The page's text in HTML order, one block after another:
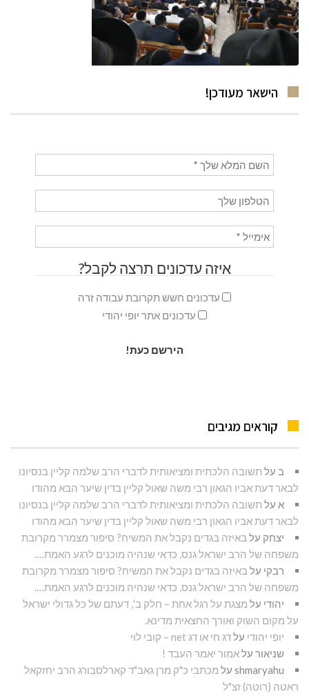
הישאר מעודכן!
איזה עדכונים תרצה לקבל?
עדכונים חשש תקרובת עבודה זרה
עדכונים אתר יופי יהודי
קוראים מגיבים
ב על תשובה הלכתית ומציאותית לדברי הרב שלמה קליין בנסיונו
לבאר דעת אביו הגאון רבי משה שאול קליין בדין שיער הבא מהודו
א על תשובה הלכתית ומציאותית לדברי הרב שלמה קליין בנסיונו
לבאר דעת אביו הגאון רבי משה שאול קליין בדין שיער הבא מהודו
יצחק על באיזה בגדים נקבל את המשיח? סיפור מצמרר מקרובת
משפחה של הרב ישראל גנס, כדאי שנהיה מוכנים לרגע האמת….
רבקי על באיזה בגדים נקבל את המשיח? סיפור מצמרר מקרובת
משפחה של הרב ישראל גנס, כדאי שנהיה מוכנים לרגע האמת….
יהודי על מצגת על רגל אחת – חלק ב', דעתם של כל גדולי ישראל
על מקום השוק ואורך החצאית מדינא.
יופי יהודי עלדג חי או דג net – קובי לוי
שניאור עלאמור יאמר העבד !
shmaryahu על מכתבי כ"ק מרן גאב"ד קארלסבורג הרב יחזקאל
ראטה (רוטה) זצ"ל